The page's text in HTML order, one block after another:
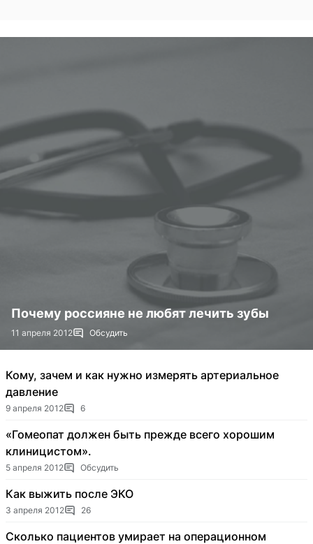
Почему россияне не любят лечить зубы
11 апреля 2012 Обсудить
Кому, зачем и как нужно измерять артериальное
давление
9 апреля 2012 6
«Гомеопат должен быть прежде всего хорошим
клиницистом».
5 апреля 2012 Обсудить
Как выжить после ЭКО
3 апреля 2012 26
Сколько пациентов умирает на операционном